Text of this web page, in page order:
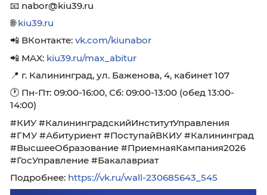
Вы уже ищете — значит, вы на правильном
мы рядом, чтобы помочь пройти его
осознанно.
Управляйте будущим вместе с нами!
🧡 ПРИЁМНАЯ КОМИССИЯ КИУ:
📞 +7 (4012) 55-73-82
+7 (4012) 50-89-40
📧 nabor@kiu39.ru
🌐kiu39.ru
📲 ВКонтакте:vk.com/kiunabor